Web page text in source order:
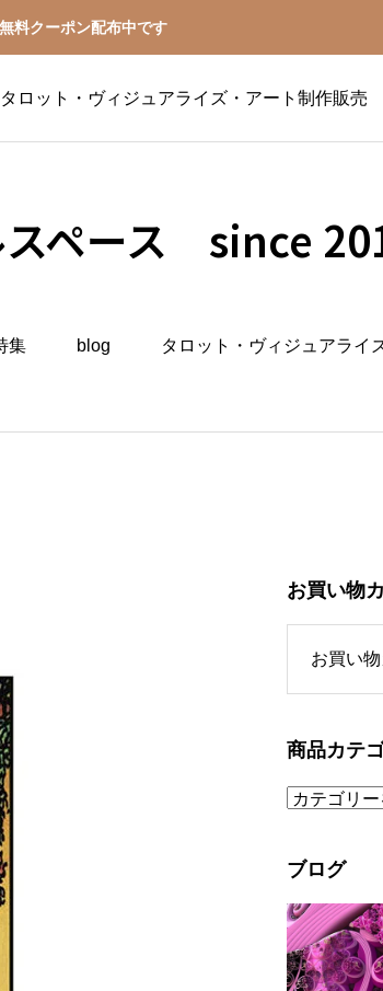
料クーポン配布中です
ト・ヴィジュアライズ・アート制作販売
スペース since
集 blog タロット・ヴィジュアライ
お買い物
お買い
商品カテ
ブログ